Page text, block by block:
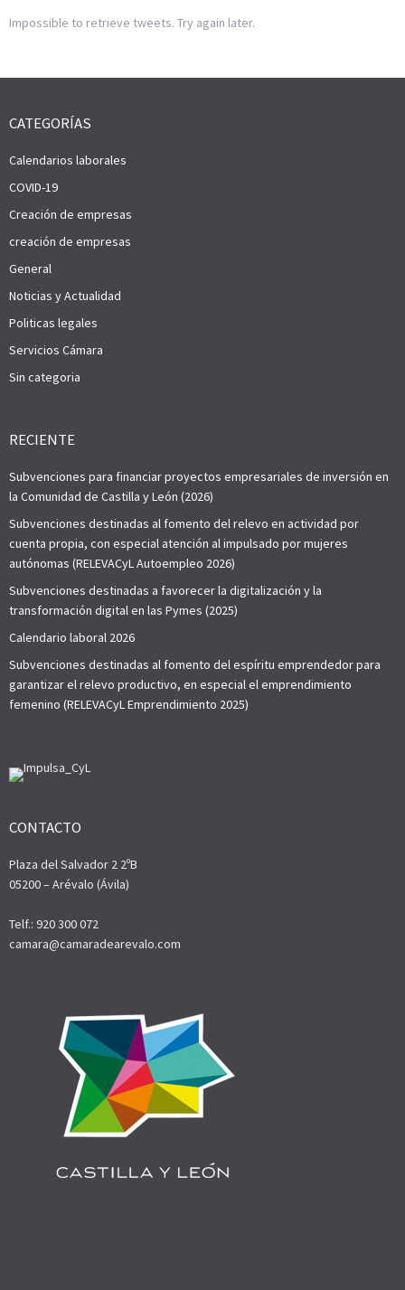
Impossible to retrieve tweets. Try again later.
CATEGORÍAS
Calendarios laborales
COVID-19
Creación de empresas
creación de empresas
General
Noticias y Actualidad
Politicas legales
Servicios Cámara
Sin categoria
RECIENTE
Subvenciones para financiar proyectos empresariales de inversión en
la Comunidad de Castilla y León (2026)
Subvenciones destinadas al fomento del relevo en actividad por
cuenta propia, con especial atención al impulsado por mujeres
autónomas (RELEVACyL Autoempleo 2026)
Subvenciones destinadas a favorecer la digitalización y la
transformación digital en las Pymes (2025)
Calendario laboral 2026
Subvenciones destinadas al fomento del espíritu emprendedor para
garantizar el relevo productivo, en especial el emprendimiento
femenino (RELEVACyL Emprendimiento 2025)
CONTACTO
Plaza del Salvador 2 2ºB
05200 – Arévalo (Ávila)
Telf.: 920 300 072
camara@camaradearevalo.com